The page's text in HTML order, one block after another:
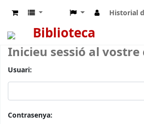
Historial
Biblioteca
Inicieu sessió al vostre
Usuari:
Contrasenya: